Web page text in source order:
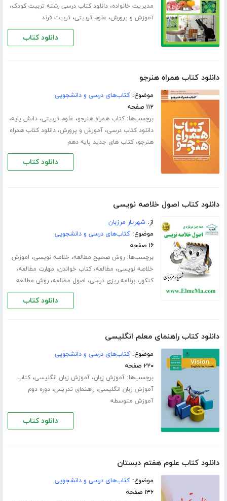
مدیریت خانواده،دانلود کتاب درسی رشته تربیت کودک،
آموزش و پرورش، علوم تربیتی، تربیت فرند
دانلود کتاب
دانلود کتاب همراه هنرجو
موضوع:کتاب‌های درسی و دانشجویی
۱۱۲ صفحه
برچسب‌ها:کتاب همراه هنرجو، علوم تربیتی،دانش پایه،
دانلود کتاب درسی،آموزش و پرورش،دانلود کتاب همراه
هنرجو،کتاب های جدید پایه دهم
دانلود کتاب
دانلود کتاب اصول خلاصه نویسی
از:شهریار مرزبان
موضوع:کتاب‌های درسی و دانشجویی
۱۶ صفحه
برچسب‌ها:روش صحیح مطالعه، خلاصه نویسی، اموزش
خلاصه نویسی، مطالعه،کتاب خواندن، مهارت مطالعه،
کنکور،برنامه ریزی درسی، اصول مطالعه،روش مطالعه
دانلود کتاب
دانلود کتاب راهنمای معلم انگلیسی
موضوع:کتاب‌های درسی و دانشجویی
۲۲۰ صفحه
برچسب‌ها:آموزش زبان،آموزش زبان انگلیسی،کتاب
آموزش زبان انگلیسی،راهنمای تدریس،دوره دوم
آموزش متوسطه
دانلود کتاب
دانلود کتاب علوم هفتم دبستان
موضوع:کتاب‌های درسی و دانشجویی
۱۳۶ صفحه